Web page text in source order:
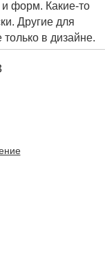
форм. Какие-то
Другие для
в дизайне.